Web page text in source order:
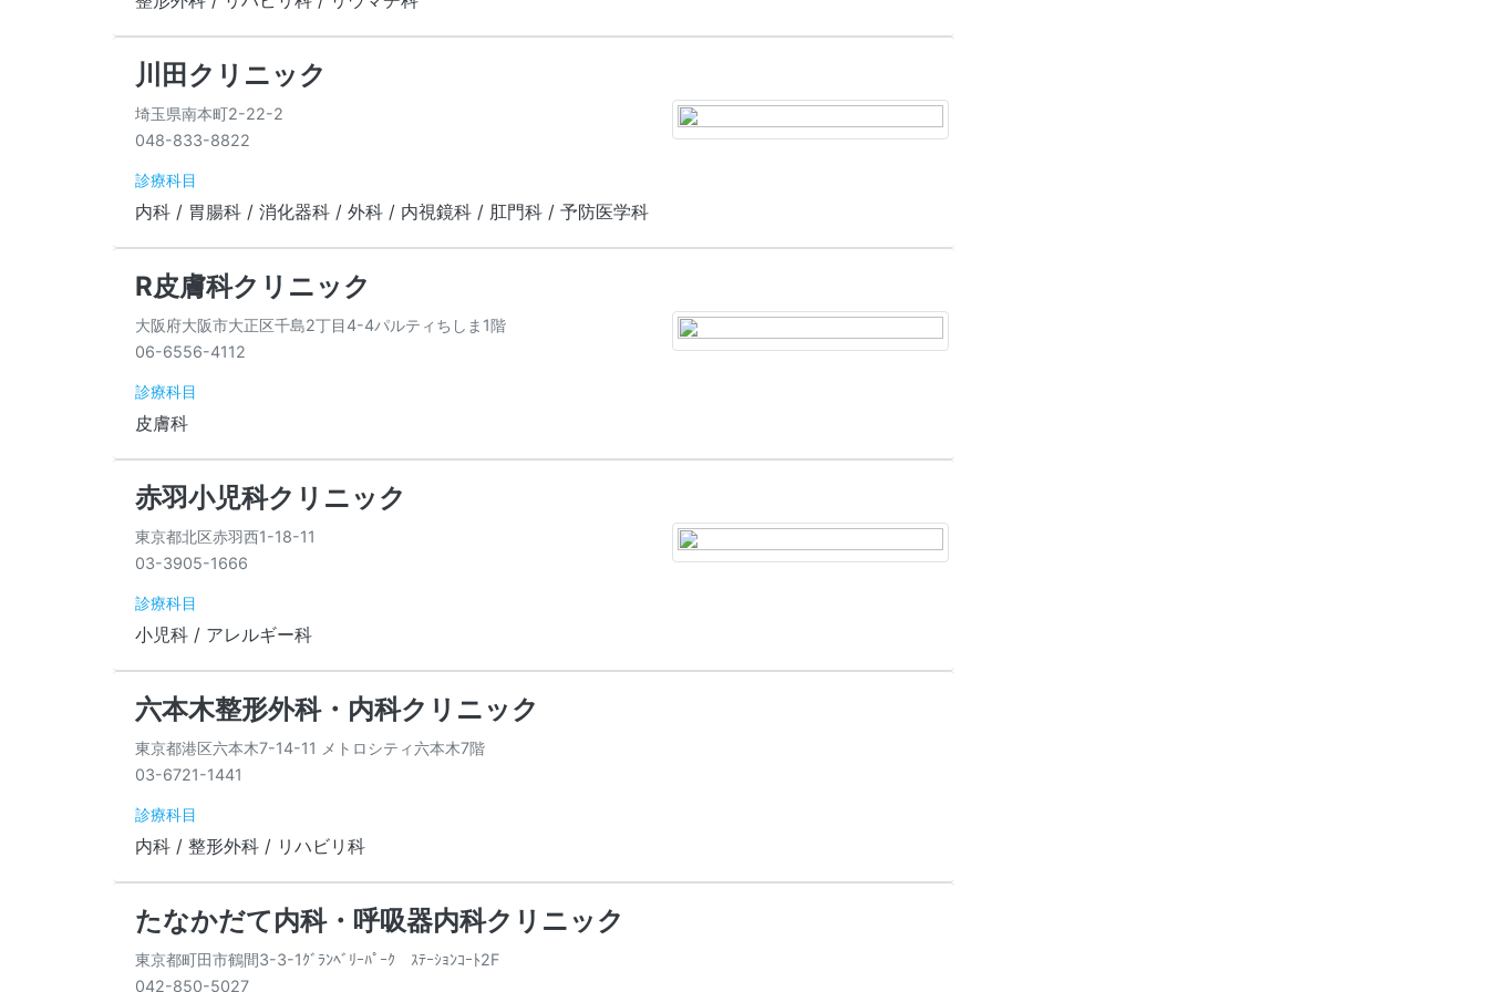
川田クリニック
埼玉県南本町2-22-2
048-833-8822
診療科目
内科 / 胃腸科 / 消化器科 / 外科 / 内視鏡科 / 肛門科 / 予防医学科
R皮膚科クリニック
大阪府大阪市大正区千島2丁目4-4パルティちしま1階
06-6556-4112
診療科目
皮膚科
赤羽小児科クリニック
東京都北区赤羽西1-18-11
03-3905-1666
診療科目
小児科 / アレルギー科
六本木整形外科・内科クリニック
東京都港区六本木7-14-11 メトロシティ六本木7階
03-6721-1441
診療科目
内科 / 整形外科 / リハビリ科
たなかだて内科・呼吸器内科クリニック
東京都町田市鶴間3-3-1ｸﾞﾗﾝﾍﾞﾘｰﾊﾟｰｸ ｽﾃｰｼｮﾝｺｰﾄ2F
042-850-5027